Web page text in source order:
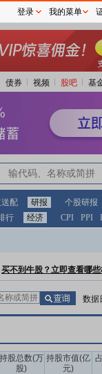
债券 视频 股吧 基
配 研报 个股研报
行 经济 CPI PPI
买不到牛股？立即查看哪
数据
持股总数(万
股)
持股市值(亿
元)
登录 我的菜单